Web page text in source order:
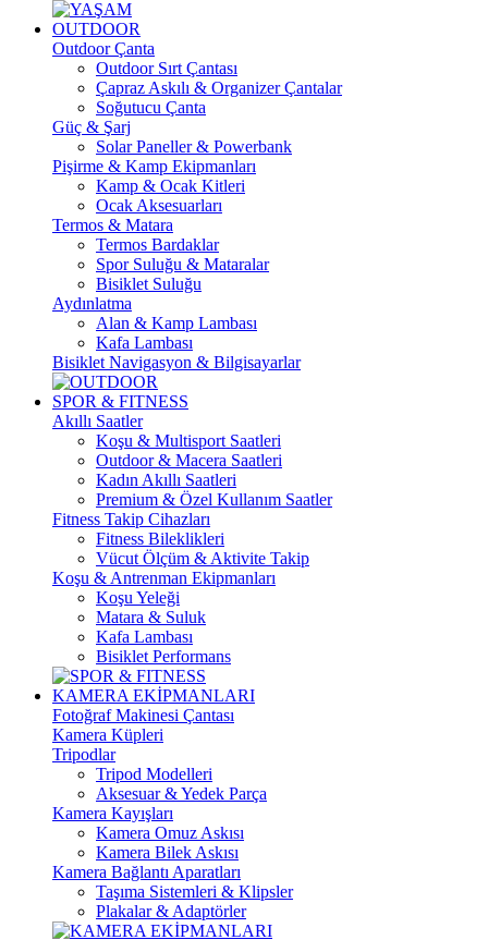
OUTDOOR
Outdoor Çanta
Outdoor Sırt Çantası
Çapraz Askılı & Organizer Çantalar
Soğutucu Çanta
Güç & Şarj
Solar Paneller & Powerbank
Pişirme & Kamp Ekipmanları
Kamp & Ocak Kitleri
Ocak Aksesuarları
Termos & Matara
Termos Bardaklar
Spor Suluğu & Mataralar
Bisiklet Suluğu
Aydınlatma
Alan & Kamp Lambası
Kafa Lambası
Bisiklet Navigasyon & Bilgisayarlar
SPOR & FITNESS
Akıllı Saatler
Koşu & Multisport Saatleri
Outdoor & Macera Saatleri
Kadın Akıllı Saatleri
Premium & Özel Kullanım Saatler
Fitness Takip Cihazları
Fitness Bileklikleri
Vücut Ölçüm & Aktivite Takip
Koşu & Antrenman Ekipmanları
Koşu Yeleği
Matara & Suluk
Kafa Lambası
Bisiklet Performans
KAMERA EKİPMANLARI
Fotoğraf Makinesi Çantası
Kamera Küpleri
Tripodlar
Tripod Modelleri
Aksesuar & Yedek Parça
Kamera Kayışları
Kamera Omuz Askısı
Kamera Bilek Askısı
Kamera Bağlantı Aparatları
Taşıma Sistemleri & Klipsler
Plakalar & Adaptörler